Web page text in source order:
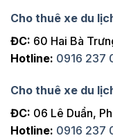
Cho thuê xe du
ĐC: 60 Hai Bà
Hotline: 0916 237
Cho thuê xe du
ĐC: 06 Lê Duẩn,
Hotline: 0916 237